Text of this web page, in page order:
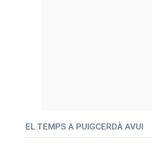
EL TEMPS A PUIGCERDÀ AVUI